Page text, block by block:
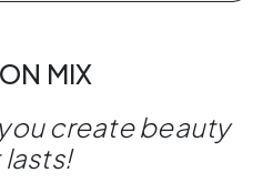
MIX
create beauty
lasts!